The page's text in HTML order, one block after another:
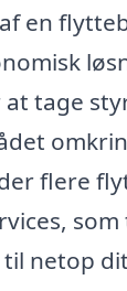
en
at tage
flere
netop